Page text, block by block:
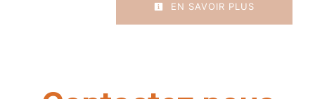
EN SAVOIR PLUS